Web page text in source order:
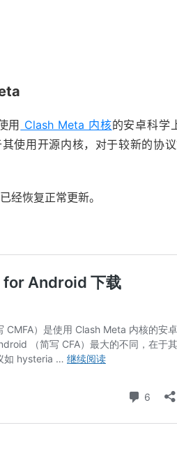
用 Clash Meta 内核的安卓科学
使用开源内核，对于较新的协议
恢复正常更新。